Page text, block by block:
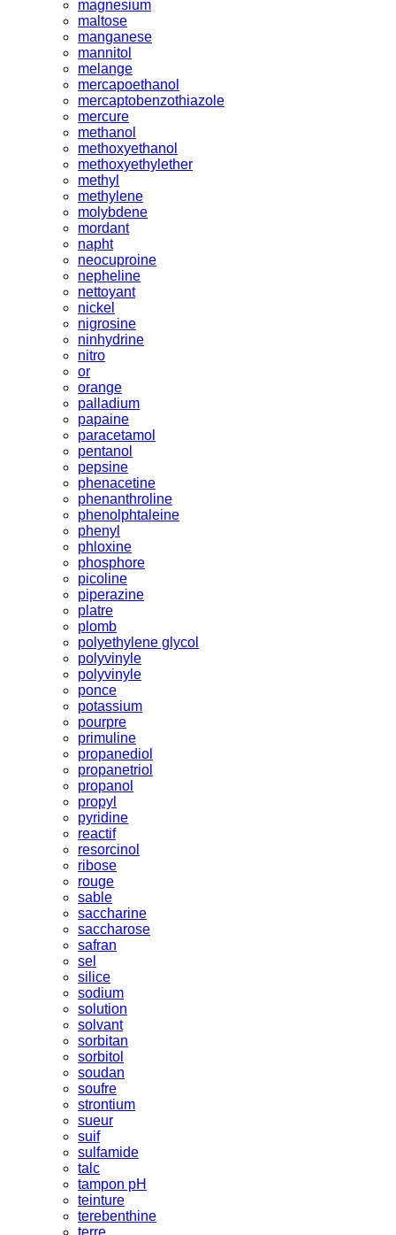
magnesium
maltose
manganese
mannitol
melange
mercapoethanol
mercaptobenzothiazole
mercure
methanol
methoxyethanol
methoxyethylether
methyl
methylene
molybdene
mordant
napht
neocuproine
nepheline
nettoyant
nickel
nigrosine
ninhydrine
nitro
or
orange
palladium
papaine
paracetamol
pentanol
pepsine
phenacetine
phenanthroline
phenolphtaleine
phenyl
phloxine
phosphore
picoline
piperazine
platre
plomb
polyethylene glycol
polyvinyle
polyvinyle
ponce
potassium
pourpre
primuline
propanediol
propanetriol
propanol
propyl
pyridine
reactif
resorcinol
ribose
rouge
sable
saccharine
saccharose
safran
sel
silice
sodium
solution
solvant
sorbitan
sorbitol
soudan
soufre
strontium
sueur
suif
sulfamide
talc
tampon pH
teinture
terebenthine
terre